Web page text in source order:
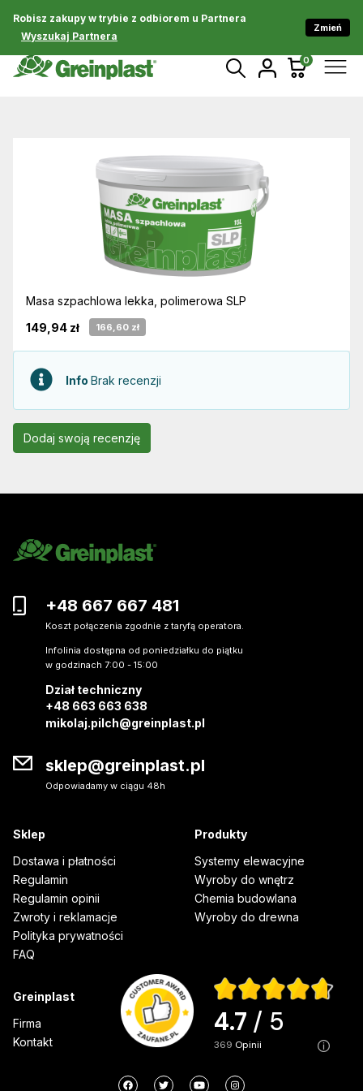
Robisz zakupy w trybie z odbiorem u Partnera
Wyszukaj Partnera
Zmień
0
Masa szpachlowa lekka, polimerowa SLP
149,94 zł
166,60 zł
InfoBrak recenzji
Dodaj swoją recenzję
+48 667 667 481
Koszt połączenia zgodnie z taryfą operatora.
Infolinia dostępna od poniedziałku do piątku
w godzinach 7:00 - 15:00
Dział techniczny
+48 663 663 638
mikolaj.pilch@greinplast.pl
sklep@greinplast.pl
Odpowiadamy w ciągu 48h
Sklep
Dostawa i płatności
Regulamin
Regulamin opinii
Zwroty i reklamacje
Polityka prywatności
FAQ
Produkty
Systemy elewacyjne
Wyroby do wnętrz
Chemia budowlana
Wyroby do drewna
Greinplast
Firma
Kontakt
4.7 / 5
369 opinii